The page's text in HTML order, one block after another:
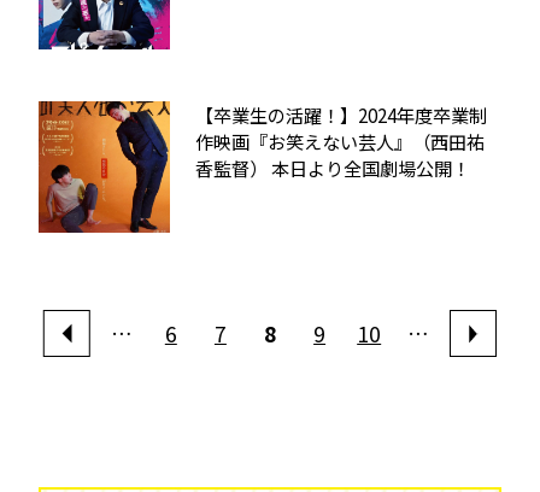
【卒業生の活躍！】2024年度卒業制
作映画『お笑えない芸人』（西田祐
香監督） 本日より全国劇場公開！
… 6 7 8 9 10 …